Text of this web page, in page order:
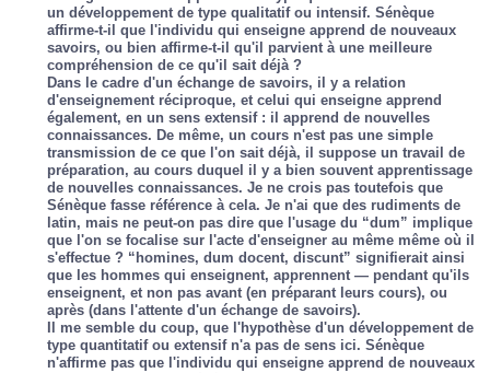
un développement de type qualitatif ou intensif. Sénèque
affirme-t-il que l'individu qui enseigne apprend de nouveaux
savoirs, ou bien affirme-t-il qu'il parvient à une meilleure
compréhension de ce qu'il sait déjà ?
Dans le cadre d'un échange de savoirs, il y a relation
d'enseignement réciproque, et celui qui enseigne apprend
également, en un sens extensif : il apprend de nouvelles
connaissances. De même, un cours n'est pas une simple
transmission de ce que l'on sait déjà, il suppose un travail de
préparation, au cours duquel il y a bien souvent apprentissage
de nouvelles connaissances. Je ne crois pas toutefois que
Sénèque fasse référence à cela. Je n'ai que des rudiments de
latin, mais ne peut-on pas dire que l'usage du “dum” implique
que l'on se focalise sur l'acte d'enseigner au même même où il
s'effectue ? “homines, dum docent, discunt” signifierait ainsi
que les hommes qui enseignent, apprennent — pendant qu'ils
enseignent, et non pas avant (en préparant leurs cours), ou
après (dans l'attente d'un échange de savoirs).
Il me semble du coup, que l'hypothèse d'un développement de
type quantitatif ou extensif n'a pas de sens ici. Sénèque
n'affirme pas que l'individu qui enseigne apprend de nouveaux